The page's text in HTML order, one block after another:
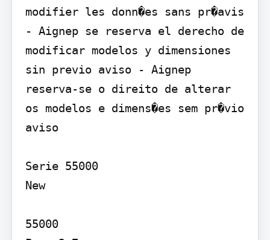
modifier les donn�es sans pr�avis
- Aignep se reserva el derecho de
modificar modelos y dimensiones
sin previo aviso - Aignep
reserva-se o direito de alterar
os modelos e dimens�es sem pr�vio
aviso
Serie 55000
New
55000